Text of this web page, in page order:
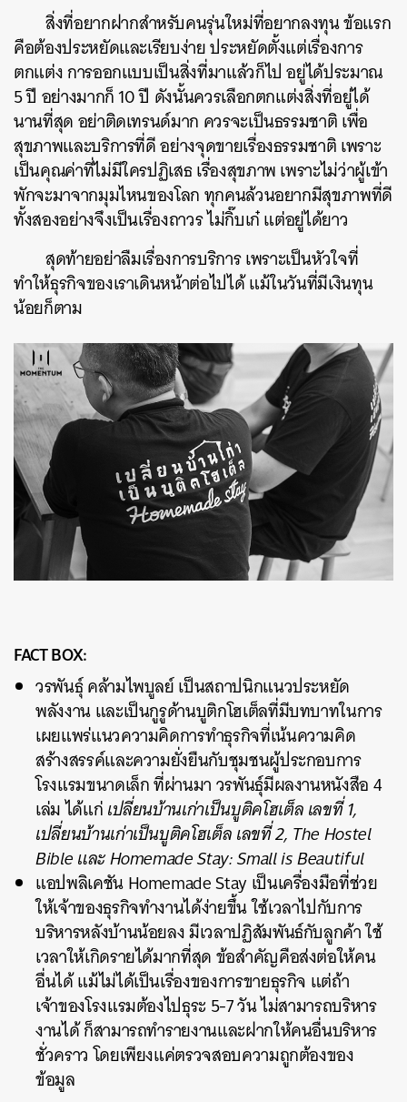
สิ่งที่อยากฝากสำหรับคนรุ่นใหม่ที่อยากลงทุน ข้อแรก
คือต้องประหยัดและเรียบง่าย ประหยัดตั้งแต่เรื่องการ
ตกแต่ง การออกแบบเป็นสิ่งที่มาแล้วก็ไป อยู่ได้ประมาณ
5 ปี อย่างมากก็ 10 ปี ดังนั้นควรเลือกตกแต่งสิ่งที่อยู่ได้
นานที่สุด อย่าติดเทรนด์มาก ควรจะเป็นธรรมชาติ เพื่อ
สุขภาพและบริการที่ดี อย่างจุดขายเรื่องธรรมชาติ เพราะ
เป็นคุณค่าที่ไม่มีใครปฏิเสธ เรื่องสุขภาพ เพราะไม่ว่าผู้เข้า
พักจะมาจากมุมไหนของโลก ทุกคนล้วนอยากมีสุขภาพที่ดี
ทั้งสองอย่างจึงเป็นเรื่องถาวร ไม่กิ๊บเก๋ แต่อยู่ได้ยาว
สุดท้ายอย่าลืมเรื่องการบริการ เพราะเป็นหัวใจที่
ทำให้ธุรกิจของเราเดินหน้าต่อไปได้ แม้ในวันที่มีเงินทุน
น้อยก็ตาม
FACT BOX:
วรพันธุ์ คล้ามไพบูลย์ เป็นสถาปนิกแนวประหยัด
พลังงาน และเป็นกูรูด้านบูติกโฮเต็ลที่มีบทบาทในการ
เผยแพร่แนวความคิดการทำธุรกิจที่เน้นความคิด
สร้างสรรค์และความยั่งยืนกับชุมชนผู้ประกอบการ
โรงแรมขนาดเล็ก ที่ผ่านมา วรพันธุ์มีผลงานหนังสือ 4
เล่ม ได้แก่เปลี่ยนบ้านเก่าเป็นบูติคโฮเต็ล เลขที่ 1,
เปลี่ยนบ้านเก่าเป็นบูติคโฮเต็ล เลขที่ 2, The Hostel
Bible และ Homemade Stay: Small is Beautiful
แอปพลิเคชัน Homemade Stay เป็นเครื่องมือที่ช่วย
ให้เจ้าของธุรกิจทำงานได้ง่ายขึ้น ใช้เวลาไปกับการ
บริหารหลังบ้านน้อยลง มีเวลาปฏิสัมพันธ์กับลูกค้า ใช้
เวลาให้เกิดรายได้มากที่สุด ข้อสำคัญคือส่งต่อให้คน
อื่นได้ แม้ไม่ได้เป็นเรื่องของการขายธุรกิจ แต่ถ้า
เจ้าของโรงแรมต้องไปธุระ 5-7 วัน ไม่สามารถบริหาร
งานได้ ก็สามารถทำรายงานและฝากให้คนอื่นบริหาร
ชั่วคราว โดยเพียงแค่ตรวจสอบความถูกต้องของ
ข้อมูล